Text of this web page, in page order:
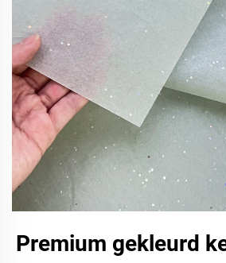
Premium gekleurd